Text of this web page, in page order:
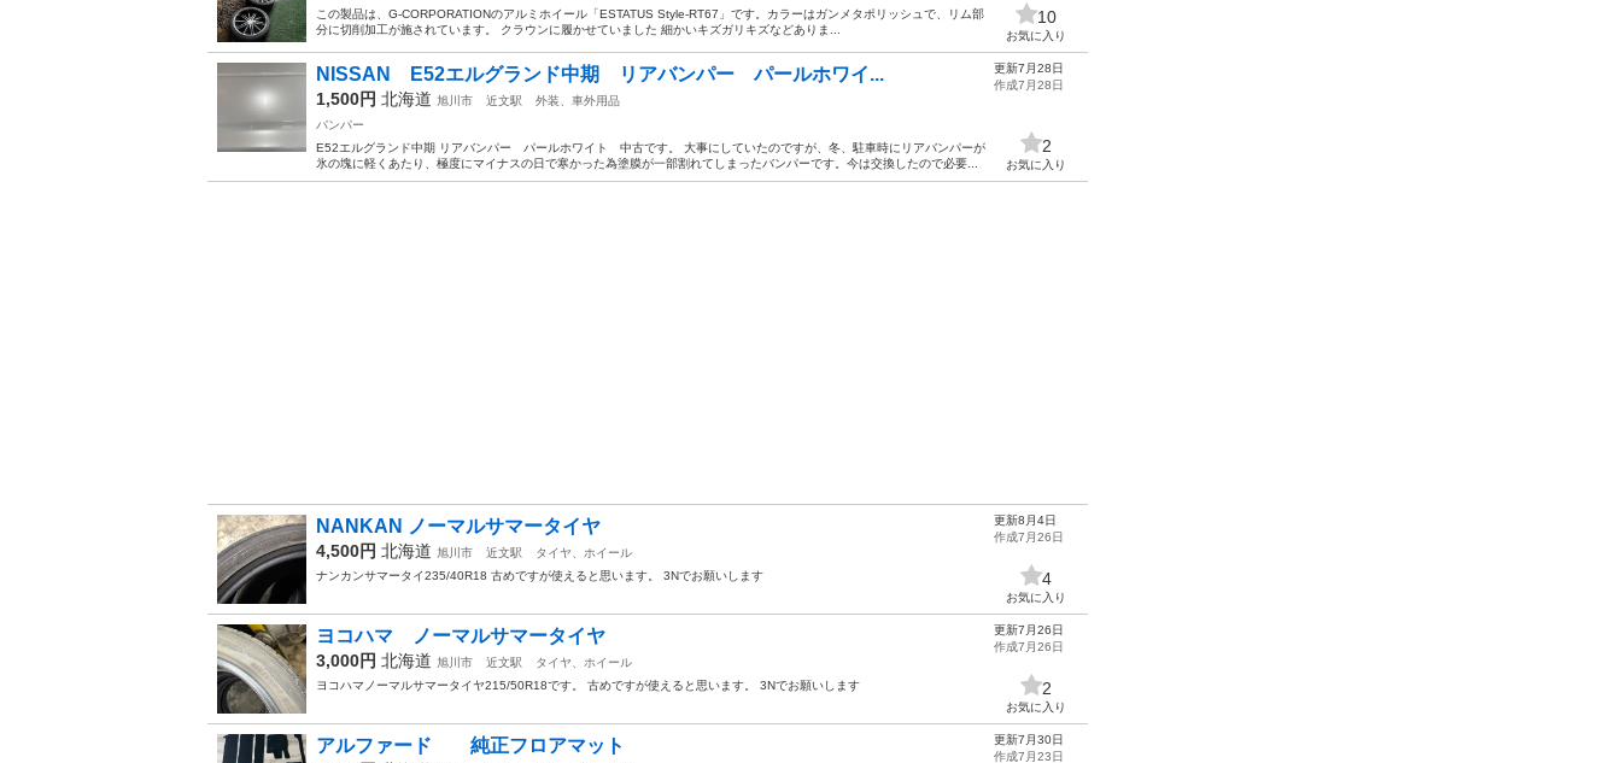
この製品は、G-CORPORATIONのアルミホイール「ESTATUS Style-RT67」です。カラーはガンメタポリッシュで、リム部
分に切削加工が施されています。 クラウンに履かせていました 細かいキズガリキズなどありま...
10
お気に入り
NISSAN E52エルグランド中期 リアバンパー パールホワイ...
1,500円 北海道 旭川市 近文駅
外装、車外用品
バンパー
E52エルグランド中期 リアバンパー パールホワイト 中古です。 大事にしていたのですが、冬、駐車時にリアバンパーが
氷の塊に軽くあたり、極度にマイナスの日で寒かった為塗膜が一部割れてしまったバンパーです。今は交換したので必要...
更新7月28日
作成7月28日
2
お気に入り
NANKAN ノーマルサマータイヤ
4,500円 北海道 旭川市 近文駅
タイヤ、ホイール
ナンカンサマータイ235/40R18 古めですが使えると思います。 3Nでお願いします
更新8月4日
作成7月26日
4
お気に入り
ヨコハマ ノーマルサマータイヤ
3,000円 北海道 旭川市 近文駅
タイヤ、ホイール
ヨコハマノーマルサマータイヤ215/50R18です。 古めですが使えると思います。 3Nでお願いします
更新7月26日
作成7月26日
2
お気に入り
アルファード 純正フロアマット
更新7月30日
作成7月23日